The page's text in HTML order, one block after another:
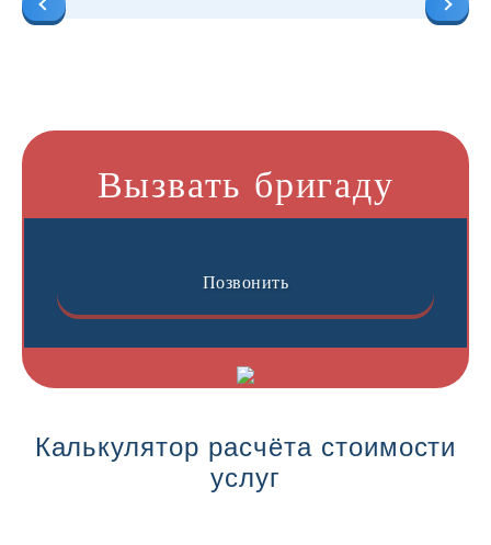
Вызвать бригаду
Позвонить
Калькулятор расчёта стоимости
услуг